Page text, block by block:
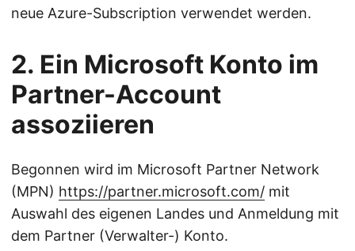
neue Azure-Subscription verwendet werden.
2. Ein Microsoft Konto im
Partner-Account
assoziieren
Begonnen wird im Microsoft Partner Network
(MPN) https://partner.microsoft.com/ mit
Auswahl des eigenen Landes und Anmeldung mit
dem Partner (Verwalter-) Konto.